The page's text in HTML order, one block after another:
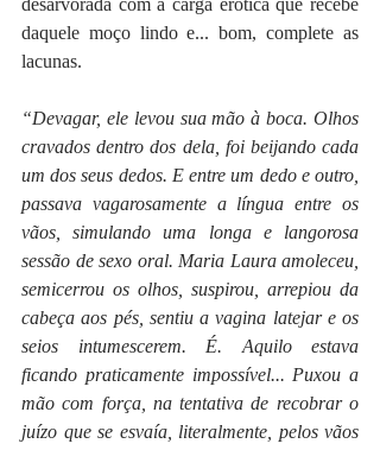
daquele moço lindo e... bom, complete as
lacunas.
“Devagar, ele levou sua mão à boca. Olhos
cravados dentro dos dela, foi beijando cada
um dos seus dedos. E entre um dedo e outro,
passava vagarosamente a língua entre os
vãos, simulando uma longa e langorosa
sessão de sexo oral. Maria Laura amoleceu,
semicerrou os olhos, suspirou, arrepiou da
cabeça aos pés, sentiu a vagina latejar e os
seios intumescerem. É. Aquilo estava
ficando praticamente impossível... Puxou a
mão com força, na tentativa de recobrar o
juízo que se esvaía, literalmente, pelos vãos